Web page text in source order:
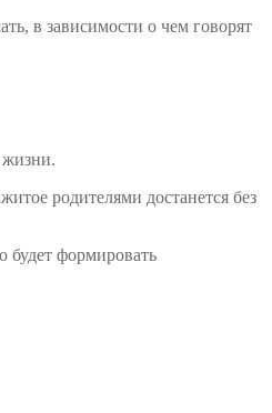
в зависимости о чем говорят
жизни.
родителями достанется без
будет формировать